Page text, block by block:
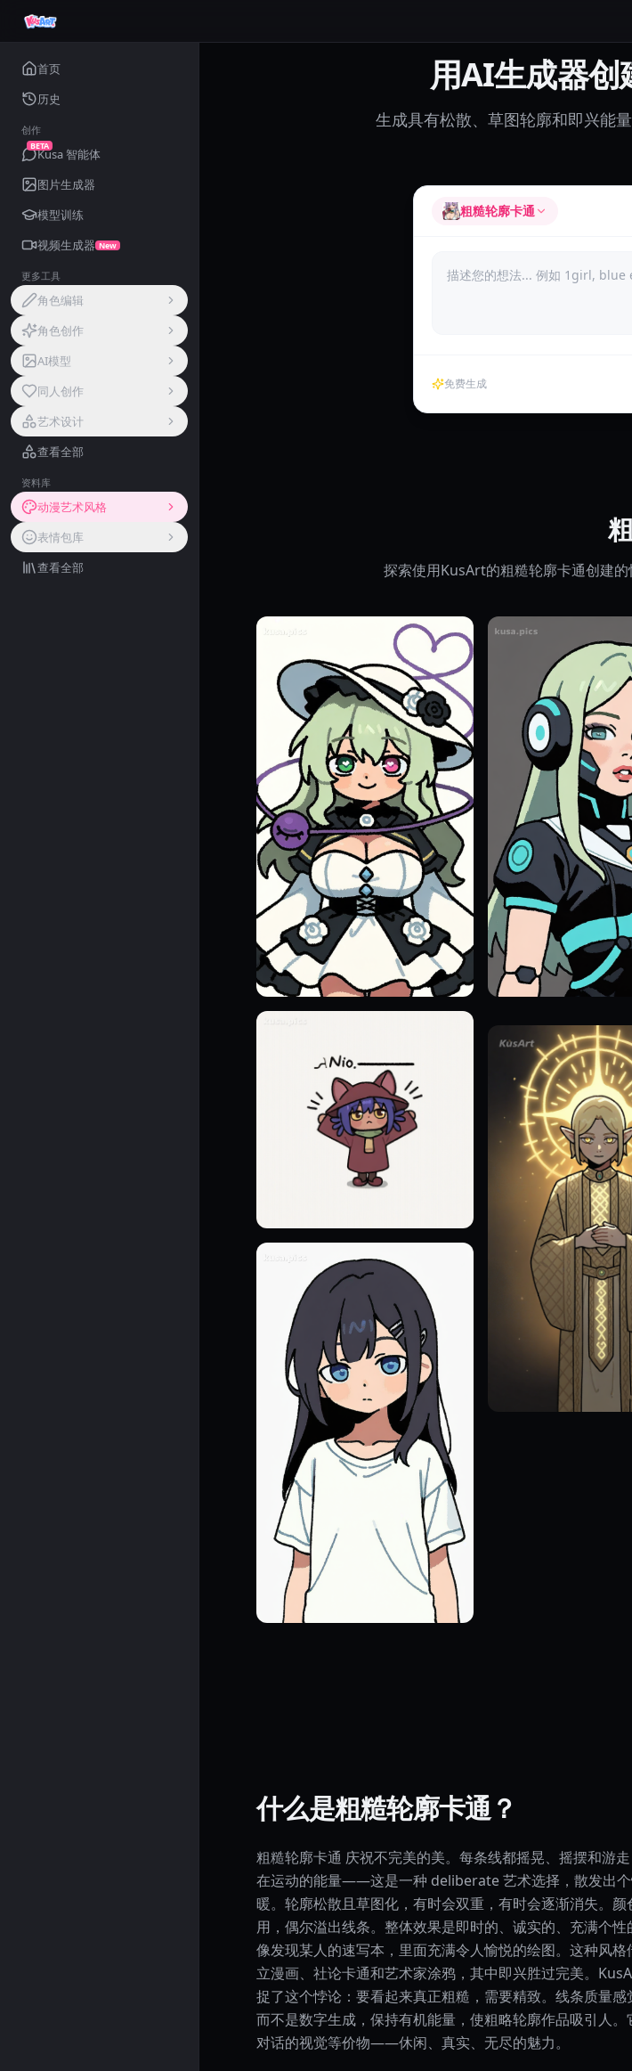
首页
历史
创作
BETA
Kusa 智能体
图片生成器
模型训练
视频生成器 New
更多工具
角色编辑
角色创作
AI模型
同人创作
艺术设计
查看全部
资料库
动漫艺术风格
表情包库
查看全部
用AI生成器创
生成具有松散、草图轮廓和即兴能
粗糙轮廓卡通
免费生成
探索使用KusArt的粗糙轮廓卡通创建
什么是粗糙轮廓卡通？
粗糙轮廓卡通 庆祝不完美的美。每条线都摇晃、摇摆和游
在运动的能量——这是一种 deliberate 艺术选择，散发出
暖。轮廓松散且草图化，有时会双重，有时会逐渐消失。颜
用，偶尔溢出线条。整体效果是即时的、诚实的、充满个
像发现某人的速写本，里面充满令人愉悦的绘图。这种风格
立漫画、社论卡通和艺术家涂鸦，其中即兴胜过完美。
捉了这个悖论：要看起来真正粗糙，需要精致。线条质量感
而不是数字生成，保持有机能量，使粗略轮廓作品吸引人。
对话的视觉等价物——休闲、真实、无尽的魅力。